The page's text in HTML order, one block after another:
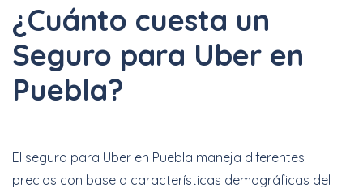
¿Cuánto cuesta un
Seguro para Uber en
Puebla?
El seguro para Uber en Puebla maneja diferentes
precios con base a características demográficas del